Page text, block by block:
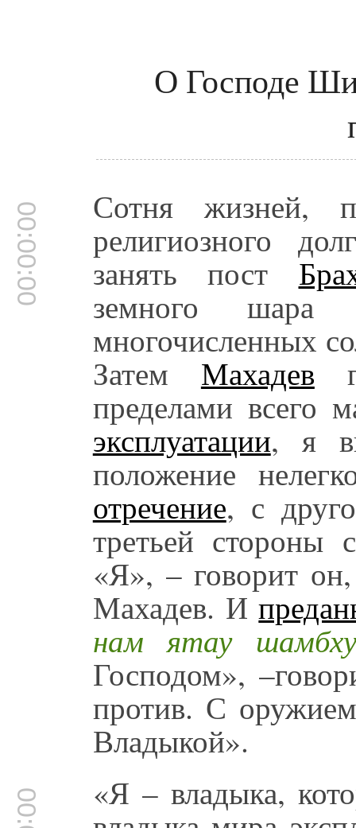
О Господе
00:00:00 Сотня жизней,
религиозного
занять пост
земного
многочисленных
Затем Махадев
пределами всего
эксплуатации, я
положение
отречение, с
третьей стороны
«Я», – говорит
Махадев. И
нам ятау шамбху
Господом»,
против. С
Владыкой».
«Я – владыка,